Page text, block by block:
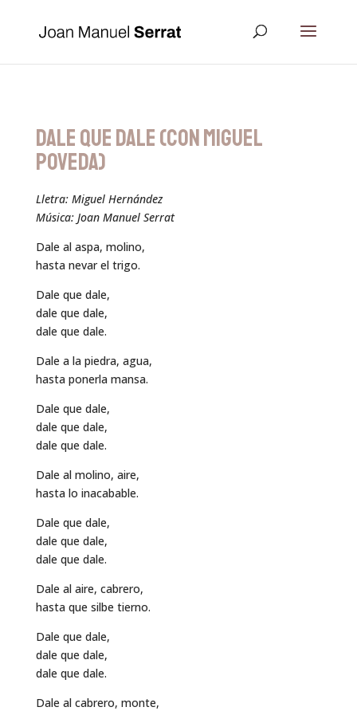
DALE QUE DALE (CON MIGUEL
POVEDA)
Lletra: Miguel Hernández
Música: Joan Manuel Serrat
Dale al aspa, molino,
hasta nevar el trigo.
Dale que dale,
dale que dale,
dale que dale.
Dale a la piedra, agua,
hasta ponerla mansa.
Dale que dale,
dale que dale,
dale que dale.
Dale al molino, aire,
hasta lo inacabable.
Dale que dale,
dale que dale,
dale que dale.
Dale al aire, cabrero,
hasta que silbe tierno.
Dale que dale,
dale que dale,
dale que dale.
Dale al cabrero, monte,